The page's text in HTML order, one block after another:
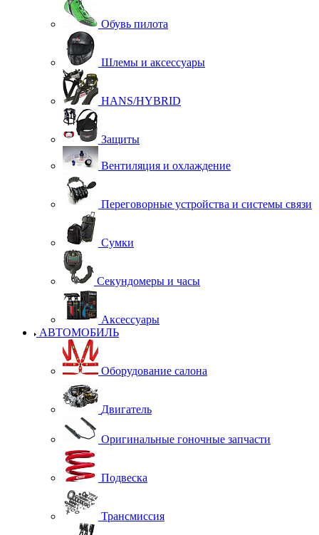
Обувь пилота
Шлемы и аксессуары
HANS/HYBRID
Защиты
Вентиляция и охлаждение
Переговорные устройства и системы связи
Сумки
Секундомеры и часы
Аксессуары
АВТОМОБИЛЬ
Оборудование салона
Двигатель
Оригинальные гоночные запчасти
Подвеска
Трансмиссия